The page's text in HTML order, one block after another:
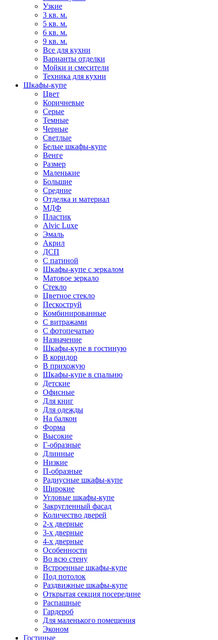
Узкие
3 кв. м.
5 кв. м.
6 кв. м.
9 кв. м.
Все для кухни
Варианты отделки
Мойки и смесители
Техника для кухни
Шкафы-купе
Цвет
Коричневые
Серые
Темные
Черные
Светлые
Белые шкафы-купе
Венге
Размер
Маленькие
Большие
Средние
Отделка и материал
МДФ
Пластик
Alvic Luxe
Эмаль
Акрил
ДСП
С патиной
Шкафы-купе с зеркалом
Матовое зеркало
Стекло
Цветное стекло
Пескоструй
Комбинированные
С витражами
С фотопечатью
Назначение
Шкафы-купе в гостиную
В коридор
В прихожую
Шкафы-купе в спальню
Детские
Офисные
Для книг
Для одежды
На балкон
Форма
Высокие
Г-образные
Длинные
Низкие
П-образные
Радиусные шкафы-купе
Широкие
Угловые шкафы-купе
Закругленный фасад
Количество дверей
2-х дверные
3-х дверные
4-х дверные
Особенности
Во всю стену
Встроенные шкафы-купе
Под потолок
Раздвижные шкафы-купе
Открытая секция посередине
Распашные
Гардероб
Для маленького помещения
Эконом
Гостиные